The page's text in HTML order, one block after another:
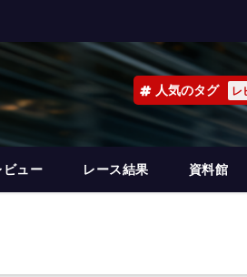
人気のタグ レ
ビュー レース結果 資料館